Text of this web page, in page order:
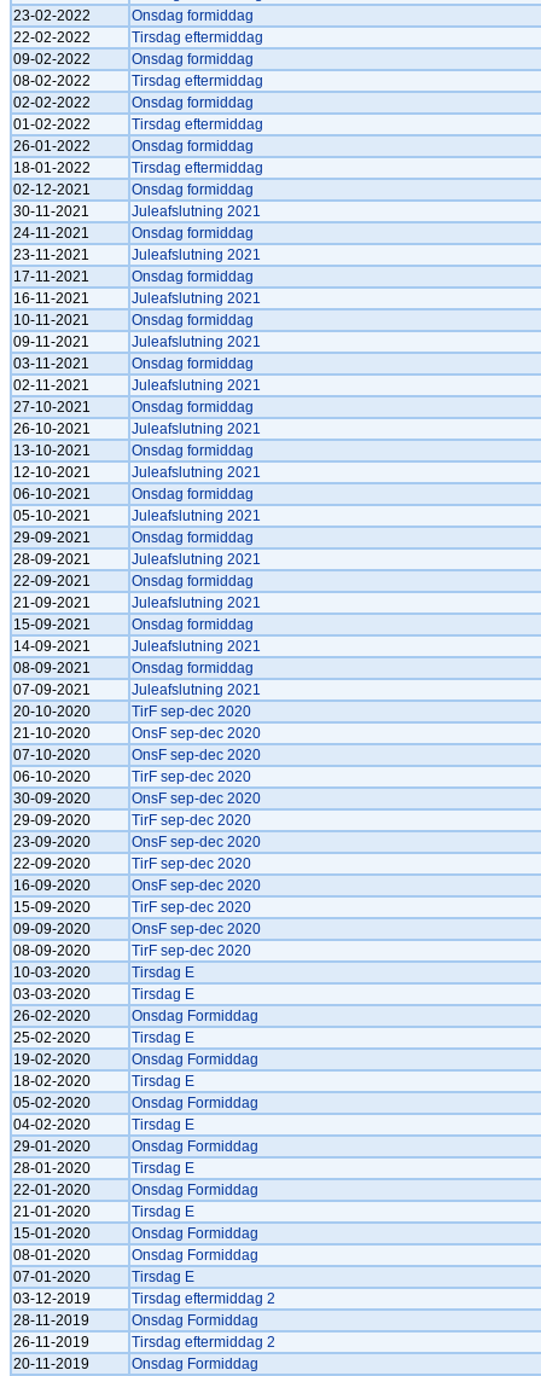
23-02-2022
Onsdag formiddag
22-02-2022
Tirsdag eftermiddag
09-02-2022
Onsdag formiddag
08-02-2022
Tirsdag eftermiddag
02-02-2022
Onsdag formiddag
01-02-2022
Tirsdag eftermiddag
26-01-2022
Onsdag formiddag
18-01-2022
Tirsdag eftermiddag
02-12-2021
Onsdag formiddag
30-11-2021
Juleafslutning 2021
24-11-2021
Onsdag formiddag
23-11-2021
Juleafslutning 2021
17-11-2021
Onsdag formiddag
16-11-2021
Juleafslutning 2021
10-11-2021
Onsdag formiddag
09-11-2021
Juleafslutning 2021
03-11-2021
Onsdag formiddag
02-11-2021
Juleafslutning 2021
27-10-2021
Onsdag formiddag
26-10-2021
Juleafslutning 2021
13-10-2021
Onsdag formiddag
12-10-2021
Juleafslutning 2021
06-10-2021
Onsdag formiddag
05-10-2021
Juleafslutning 2021
29-09-2021
Onsdag formiddag
28-09-2021
Juleafslutning 2021
22-09-2021
Onsdag formiddag
21-09-2021
Juleafslutning 2021
15-09-2021
Onsdag formiddag
14-09-2021
Juleafslutning 2021
08-09-2021
Onsdag formiddag
07-09-2021
Juleafslutning 2021
20-10-2020
TirF sep-dec 2020
21-10-2020
OnsF sep-dec 2020
07-10-2020
OnsF sep-dec 2020
06-10-2020
TirF sep-dec 2020
30-09-2020
OnsF sep-dec 2020
29-09-2020
TirF sep-dec 2020
23-09-2020
OnsF sep-dec 2020
22-09-2020
TirF sep-dec 2020
16-09-2020
OnsF sep-dec 2020
15-09-2020
TirF sep-dec 2020
09-09-2020
OnsF sep-dec 2020
08-09-2020
TirF sep-dec 2020
10-03-2020
Tirsdag E
03-03-2020
Tirsdag E
26-02-2020
Onsdag Formiddag
25-02-2020
Tirsdag E
19-02-2020
Onsdag Formiddag
18-02-2020
Tirsdag E
05-02-2020
Onsdag Formiddag
04-02-2020
Tirsdag E
29-01-2020
Onsdag Formiddag
28-01-2020
Tirsdag E
22-01-2020
Onsdag Formiddag
21-01-2020
Tirsdag E
15-01-2020
Onsdag Formiddag
08-01-2020
Onsdag Formiddag
07-01-2020
Tirsdag E
03-12-2019
Tirsdag eftermiddag 2
28-11-2019
Onsdag Formiddag
26-11-2019
Tirsdag eftermiddag 2
20-11-2019
Onsdag Formiddag